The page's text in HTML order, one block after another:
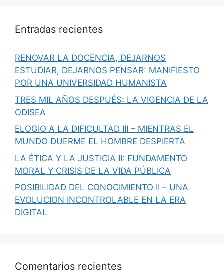
Entradas recientes
RENOVAR LA DOCENCIA, DEJARNOS
ESTUDIAR, DEJARNOS PENSAR: MANIFIESTO
POR UNA UNIVERSIDAD HUMANISTA
TRES MIL AÑOS DESPUÉS: LA VIGENCIA DE LA
ODISEA
ELOGIO A LA DIFICULTAD III – MIENTRAS EL
MUNDO DUERME EL HOMBRE DESPIERTA
LA ÉTICA Y LA JUSTICIA II: FUNDAMENTO
MORAL Y CRISIS DE LA VIDA PÚBLICA
POSIBILIDAD DEL CONOCIMIENTO II – UNA
EVOLUCION INCONTROLABLE EN LA ERA
DIGITAL
Comentarios recientes